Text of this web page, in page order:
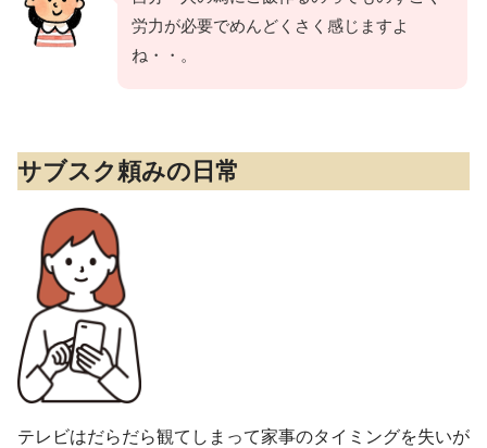
労力が必要でめんどくさく感じますよ
ね・・。
サブスク頼みの日常
テレビはだらだら観てしまって家事のタイミングを失いが